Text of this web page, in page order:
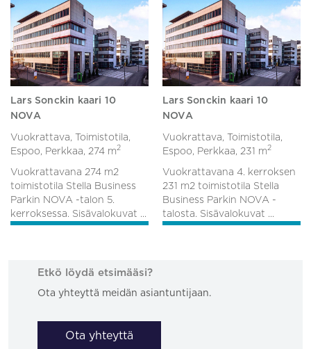
Lars Sonckin kaari 10
NOVA
Vuokrattava, Toimistotila,
Espoo, Perkkaa, 274 m2
Vuokrattavana 274 m2
toimistotila Stella Business
Parkin NOVA -talon 5.
kerroksessa. Sisävalokuvat ...
Lars Sonckin kaari 10
NOVA
Vuokrattava, Toimistotila,
Espoo, Perkkaa, 231 m2
Vuokrattavana 4. kerroksen
231 m2 toimistotila Stella
Business Parkin NOVA -
talosta. Sisävalokuvat ...
Etkö löydä etsimääsi?
Ota yhteyttä meidän asiantuntijaan.
Ota yhteyttä